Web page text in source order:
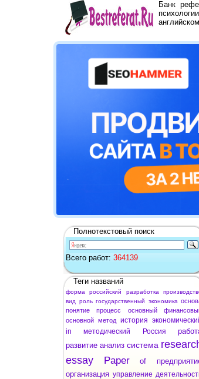
Банк
Полнотекстовый поиск
Всего работ: 364139
Теги названий
форма российский разработка
вид
роль государственный экономика
понятие
процесс основный
основной метод история
in
методический Россия
развитие анализ система
essay
Paper of
организация управление